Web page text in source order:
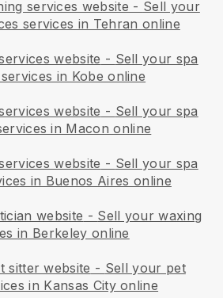
services website - Sell your
services in Tehran online
website - Sell your spa
in Kobe online
website - Sell your spa
in Macon online
website - Sell your spa
in Buenos Aires online
website - Sell your waxing
in Berkeley online
sitter website - Sell your pet
in Kansas City online